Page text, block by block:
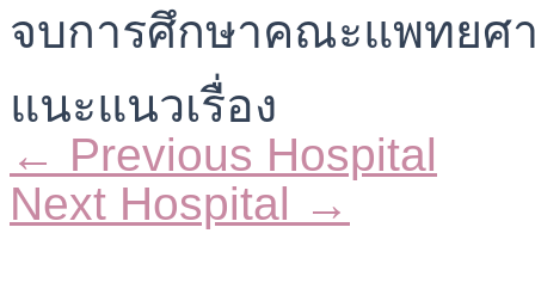
จบการศึกษาคณะแพทยศ
แนะแนวเรื่อง
← Previous Hospital
Next Hospital →